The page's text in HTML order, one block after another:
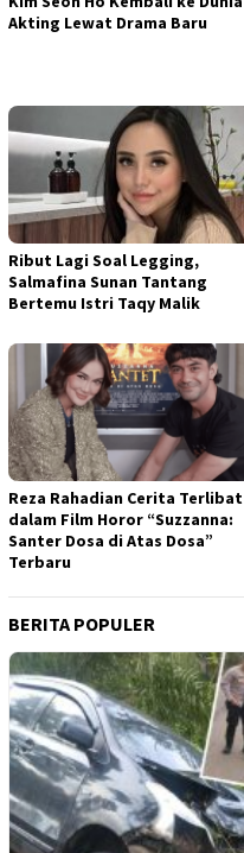
Akting Lewat Drama Baru
Ribut Lagi Soal Legging,
Salmafina Sunan Tantang
Bertemu Istri Taqy Malik
Reza Rahadian Cerita Terlibat
dalam Film Horor “Suzzanna:
Santer Dosa di Atas Dosa”
Terbaru
BERITA POPULER